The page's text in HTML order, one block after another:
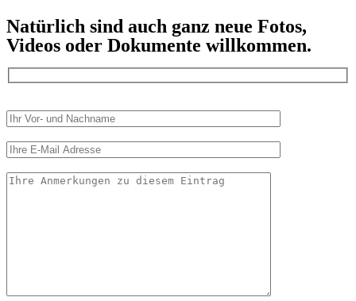
Natürlich sind auch ganz neue Fotos,
Videos oder Dokumente willkommen.